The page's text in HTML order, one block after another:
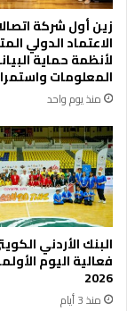
إ
م
ح
و
ل
م
و
ض
و
ع
ا
ل
ف
ق
ر
ف
ن
ف
ذ
ج
ل
س
ة
م
ي
د
ا
ن
ي
ة
ح
و
زين أول شركة
الاعتماد الدولي
لأنظمة حماية
المعلومات
منذ يوم واحد
البنك الأردني
فعالية اليوم
2026
منذ 3 أيام